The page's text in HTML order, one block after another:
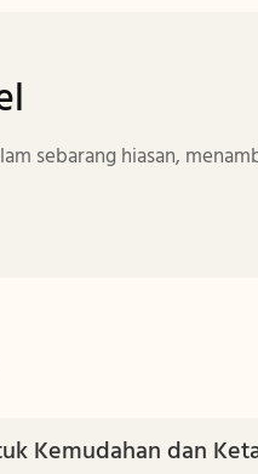
sebarang hiasan,
Kemudahan dan